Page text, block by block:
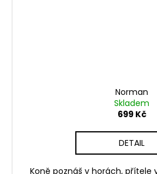
Norman
Skladem
699 Kč
DETAIL
Koně poznáš v horách, přítele